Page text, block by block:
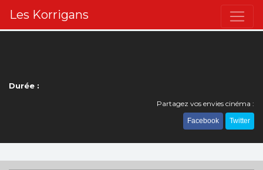
Les Korrigans
Durée :
Partagez vos envies cinéma :
Facebook Twitter